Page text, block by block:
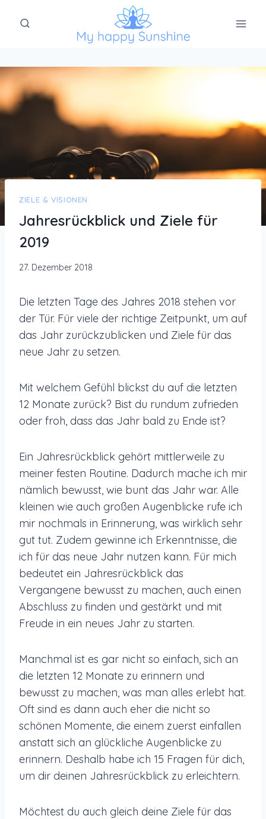
Inhalt
ZIELE & VISIONEN
Jahresrückblick und Ziele für
2019
27. Dezember 2018
Die letzten Tage des Jahres 2018 stehen vor
der Tür. Für viele der richtige Zeitpunkt, um auf
das Jahr zurückzublicken und Ziele für das
neue Jahr zu setzen.
Mit welchem Gefühl blickst du auf die letzten
12 Monate zurück? Bist du rundum zufrieden
oder froh, dass das Jahr bald zu Ende ist?
Ein Jahresrückblick gehört mittlerweile zu
meiner festen Routine. Dadurch mache ich mir
nämlich bewusst, wie bunt das Jahr war. Alle
kleinen wie auch großen Augenblicke rufe ich
mir nochmals in Erinnerung, was wirklich sehr
gut tut. Zudem gewinne ich Erkenntnisse, die
ich für das neue Jahr nutzen kann. Für mich
bedeutet ein Jahresrückblick das
Vergangene bewusst zu machen, auch einen
Abschluss zu finden und gestärkt und mit
Freude in ein neues Jahr zu starten.
Manchmal ist es gar nicht so einfach, sich an
die letzten 12 Monate zu erinnern und
bewusst zu machen, was man alles erlebt hat.
Oft sind es dann auch eher die nicht so
schönen Momente, die einem zuerst einfallen
anstatt sich an glückliche Augenblicke zu
erinnern. Deshalb habe ich 15 Fragen für dich,
um dir deinen Jahresrückblick zu erleichtern.
Möchtest du auch gleich deine Ziele für das